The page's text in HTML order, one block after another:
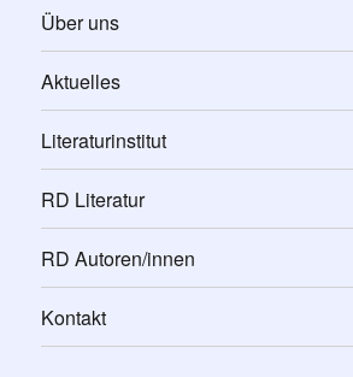
Über uns
Aktuelles
Literaturinstitut
RD Literatur
RD Autoren/innen
Kontakt